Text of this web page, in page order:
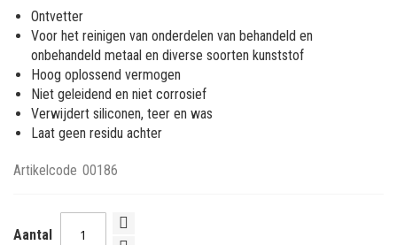
van
de
afbeeldingen-
gallerij
Ontvetter
Voor het reinigen van onderdelen van behandeld en
onbehandeld metaal en diverse soorten kunststof
Hoog oplossend vermogen
Niet geleidend en niet corrosief
Verwijdert siliconen, teer en was
Laat geen residu achter
Artikelcode 00186
Aantal